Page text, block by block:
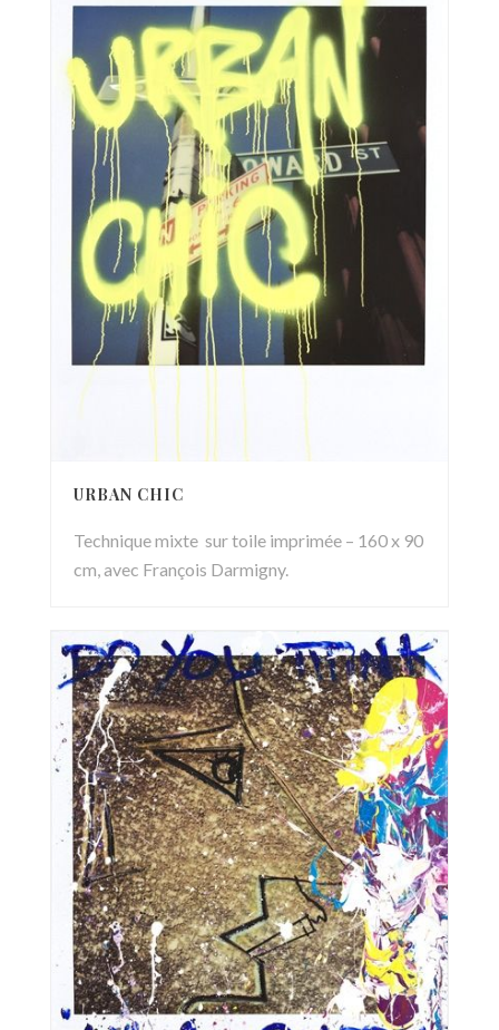
URBAN CHIC
Technique mixte sur toile imprimée – 160 x 90
cm, avec François Darmigny.